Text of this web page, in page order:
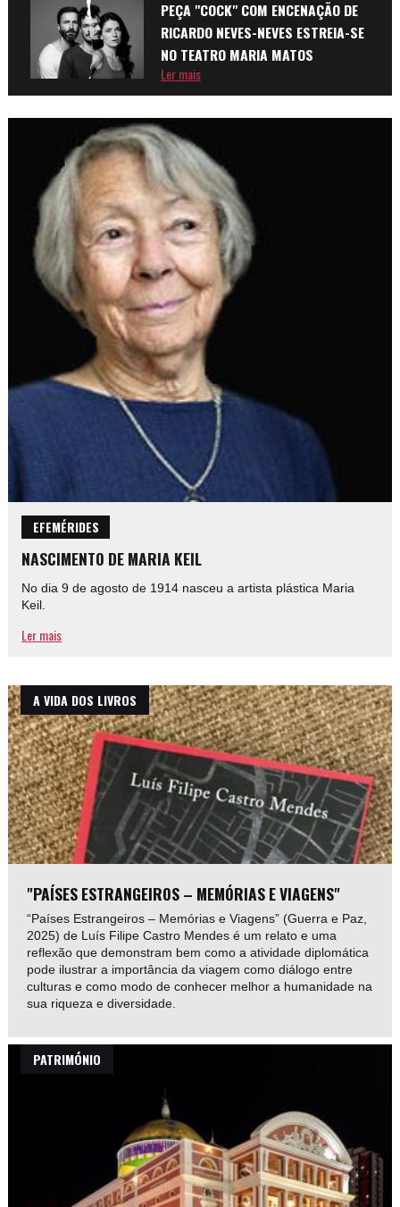
PEÇA "COCK" COM ENCENAÇÃO DE
RICARDO NEVES-NEVES ESTREIA-SE
NO TEATRO MARIA MATOS
Ler mais
EFEMÉRIDES
NASCIMENTO DE MARIA KEIL
No dia 9 de agosto de 1914 nasceu a artista plástica Maria
Keil.
Ler mais
A VIDA DOS LIVROS
"PAÍSES ESTRANGEIROS – MEMÓRIAS E VIAGENS"
“Países Estrangeiros – Memórias e Viagens” (Guerra e Paz,
2025) de Luís Filipe Castro Mendes é um relato e uma
reflexão que demonstram bem como a atividade diplomática
pode ilustrar a importância da viagem como diálogo entre
culturas e como modo de conhecer melhor a humanidade na
sua riqueza e diversidade.
PATRIMÓNIO